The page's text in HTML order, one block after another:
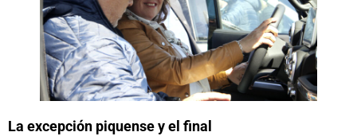
La excepción piquense y el final